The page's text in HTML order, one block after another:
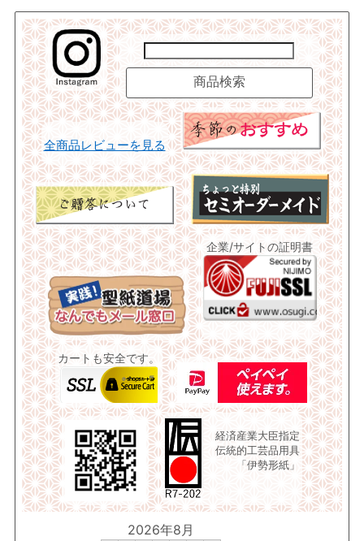
全商品レビューを見る
企業/サイトの証明書
カートも安全です。
経済産業大臣指定
伝統的工芸品用具
「伊勢形紙」
2026年8月